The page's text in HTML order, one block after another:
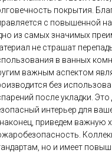
покрытия.
с повышенной
из самых значимых
не страшат
в ванных
важным аспектом
без
после укладки.
интерьер для
приведем важную
но и имеет